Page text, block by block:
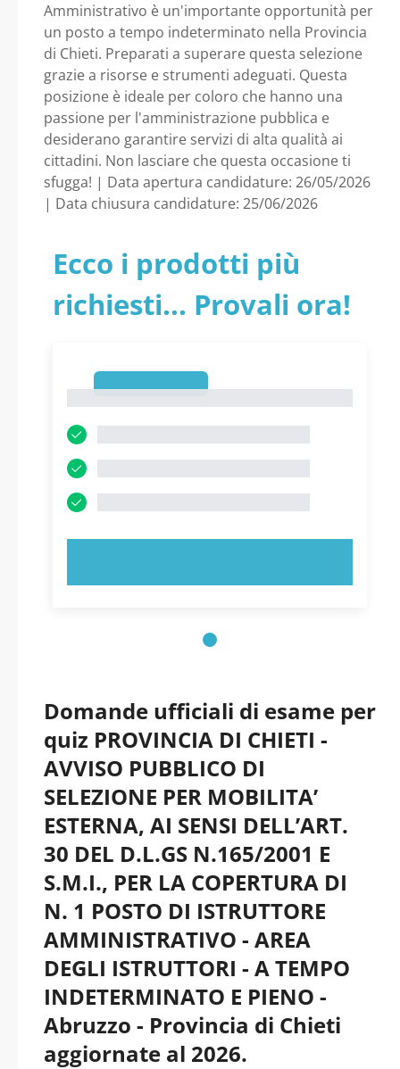
Amministrativo è un'importante opportunità per
un posto a tempo indeterminato nella Provincia
di Chieti. Preparati a superare questa selezione
grazie a risorse e strumenti adeguati. Questa
posizione è ideale per coloro che hanno una
passione per l'amministrazione pubblica e
desiderano garantire servizi di alta qualità ai
cittadini. Non lasciare che questa occasione ti
sfugga! | Data apertura candidature: 26/05/2026
| Data chiusura candidature: 25/06/2026
Ecco i prodotti più
richiesti... Provali ora!
Domande ufficiali di esame per
quiz PROVINCIA DI CHIETI -
AVVISO PUBBLICO DI
SELEZIONE PER MOBILITA’
ESTERNA, AI SENSI DELL’ART.
30 DEL D.L.GS N.165/2001 E
S.M.I., PER LA COPERTURA DI
N. 1 POSTO DI ISTRUTTORE
AMMINISTRATIVO - AREA
DEGLI ISTRUTTORI - A TEMPO
INDETERMINATO E PIENO -
Abruzzo - Provincia di Chieti
aggiornate al 2026.